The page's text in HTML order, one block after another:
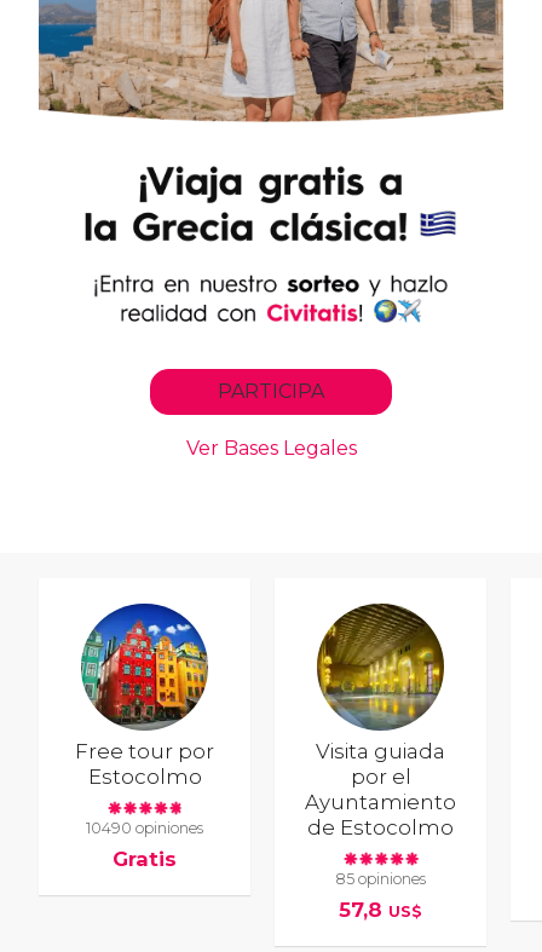
Free tour por
Estocolmo
10490 opiniones
Gratis
Visita guiada
por el
Ayuntamiento
de Estocolmo
85 opiniones
57,8 US$